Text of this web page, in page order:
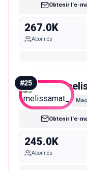
Obtenir l'e-
267.0K
Abonnés
#25
Obtenir l'e-
245.0K
Abonnés